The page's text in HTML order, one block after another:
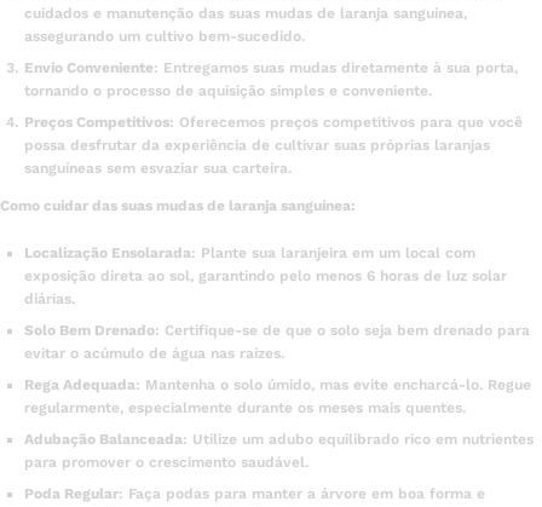
cuidados e manutenção das suas mudas de laranja sanguínea,
assegurando um cultivo bem-sucedido.
Envio Conveniente: Entregamos suas mudas diretamente à sua porta,
tornando o processo de aquisição simples e conveniente.
Preços Competitivos: Oferecemos preços competitivos para que você
possa desfrutar da experiência de cultivar suas próprias laranjas
sanguíneas sem esvaziar sua carteira.
Como cuidar das suas mudas de laranja sanguínea:
Localização Ensolarada: Plante sua laranjeira em um local com
exposição direta ao sol, garantindo pelo menos 6 horas de luz solar
diárias.
Solo Bem Drenado: Certifique-se de que o solo seja bem drenado para
evitar o acúmulo de água nas raízes.
Rega Adequada: Mantenha o solo úmido, mas evite encharcá-lo. Regue
regularmente, especialmente durante os meses mais quentes.
Adubação Balanceada: Utilize um adubo equilibrado rico em nutrientes
para promover o crescimento saudável.
Poda Regular: Faça podas para manter a árvore em boa forma e